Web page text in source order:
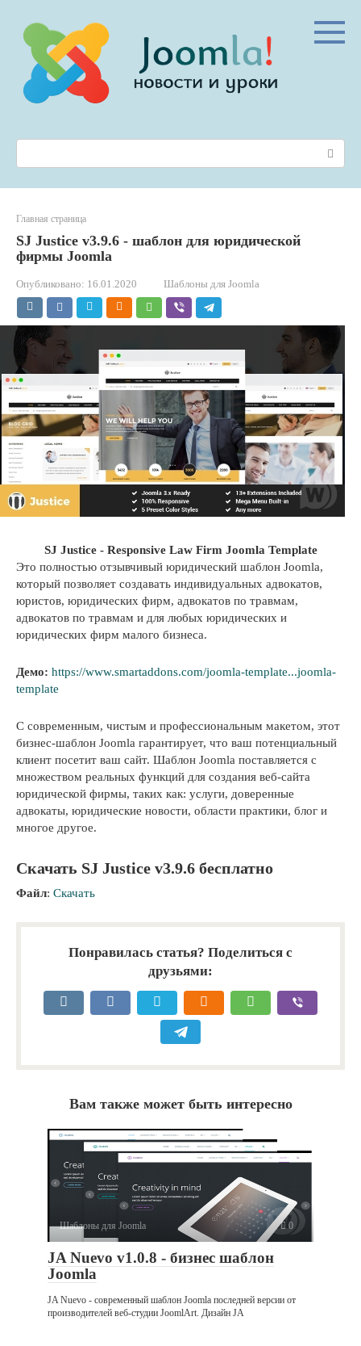
контенту
Главная страница
SJ Justice v3.9.6 - шаблон для юридической
фирмы Joomla
Опубликовано: 16.01.2020 Шаблоны для Joomla
SJ Justice - Responsive Law Firm Joomla Template
Это полностью отзывчивый юридический шаблон Joomla,
который позволяет создавать индивидуальных адвокатов,
юристов, юридических фирм, адвокатов по травмам,
адвокатов по травмам и для любых юридических и
юридических фирм малого бизнеса.
Демо: https://www.smartaddons.com/joomla-template...joomla-
template
С современным, чистым и профессиональным макетом, этот
бизнес-шаблон Joomla гарантирует, что ваш потенциальный
клиент посетит ваш сайт. Шаблон Joomla поставляется с
множеством реальных функций для создания веб-сайта
юридической фирмы, таких как: услуги, доверенные
адвокаты, юридические новости, области практики, блог и
многое другое.
Скачать SJ Justice v3.9.6 бесплатно
Файл: Скачать
Понравилась статья? Поделиться с
друзьями:
Вам также может быть интересно
Шаблоны для Joomla 0
JA Nuevo v1.0.8 - бизнес шаблон
Joomla
JA Nuevo - современный шаблон Joomla последней версии от
производителей веб-студии JoomlArt. Дизайн JA